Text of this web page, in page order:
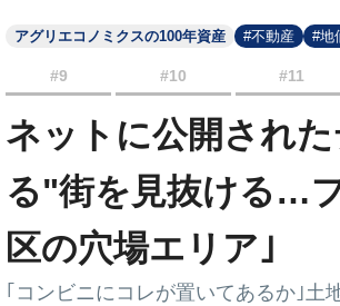
アグリエコノミクスの100年資産 #不動産 #地
#9 #10 #11
ネットに公開され
る"街を見抜ける…
区の穴場エリア｣
｢コンビニにコレが置いてあるか｣土